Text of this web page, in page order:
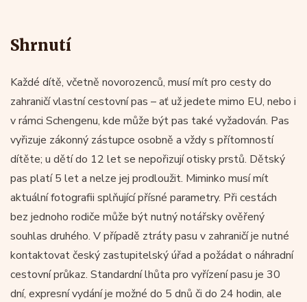
Shrnutí
Každé dítě, včetně novorozenců, musí mít pro cesty do
zahraničí vlastní cestovní pas – ať už jedete mimo EU, nebo i
v rámci Schengenu, kde může být pas také vyžadován. Pas
vyřizuje zákonný zástupce osobně a vždy s přítomností
dítěte; u dětí do 12 let se nepořizují otisky prstů. Dětský
pas platí 5 let a nelze jej prodloužit. Miminko musí mít
aktuální fotografii splňující přísné parametry. Při cestách
bez jednoho rodiče může být nutný notářsky ověřený
souhlas druhého. V případě ztráty pasu v zahraničí je nutné
kontaktovat český zastupitelský úřad a požádat o náhradní
cestovní průkaz. Standardní lhůta pro vyřízení pasu je 30
dní, expresní vydání je možné do 5 dnů či do 24 hodin, ale